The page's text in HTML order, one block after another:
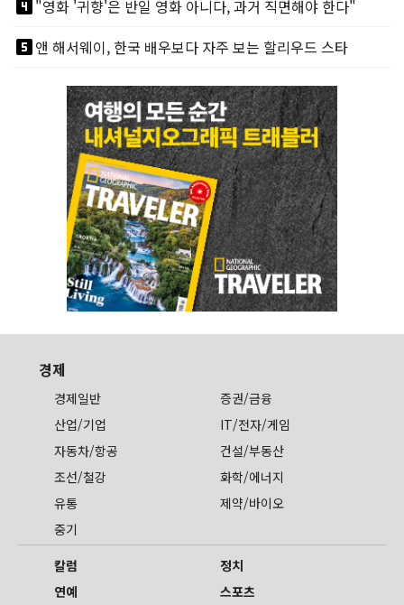
looks_4"영화 '귀향'은 반일 영화 아니다, 과거 직면해야 한다"
looks_5앤 해서웨이, 한국 배우보다 자주 보는 할리우드 스타
경제
경제일반
증권/금융
산업/기업
IT/전자/게임
자동차/항공
건설/부동산
조선/철강
화학/에너지
유통
제약/바이오
중기
칼럼
정치
연예
스포츠